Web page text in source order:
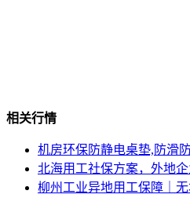
相关行情
机房环保防静电桌垫,防滑
北海用工社保方案，外地
柳州工业异地用工保障｜